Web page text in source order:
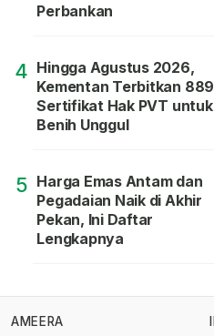
Perbankan
4 Hingga Agustus 2026,
Kementan Terbitkan 889
Sertifikat Hak PVT untuk
Benih Unggul
5 Harga Emas Antam dan
Pegadaian Naik di Akhir
Pekan, Ini Daftar
Lengkapnya
AMEERA